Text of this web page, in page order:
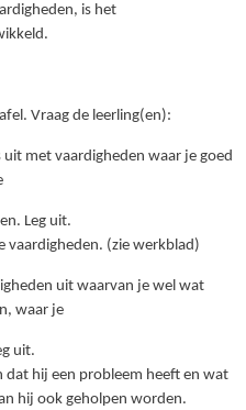
is het
Vraag de leerling(en):
uit met vaardigheden waar je goed
Leg uit.
vaardigheden. (zie werkblad)
uit waarvan je wel wat
waar je
uit.
dat hij een probleem heeft en wat
hij ook geholpen worden.